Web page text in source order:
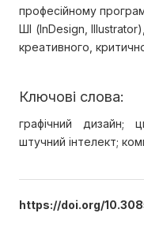
професійному
ШІ (InDesign,
креативного,
Ключові слова:
графічний дизайн;
штучний інтелект;
https://doi.org/